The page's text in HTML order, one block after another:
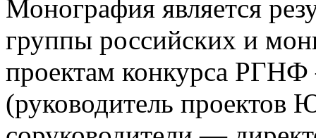
Монография является
группы российских и
проектам конкурса
(руководитель проектов